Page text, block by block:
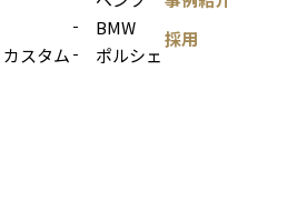
スタム
BMW
ポルシェ
採用